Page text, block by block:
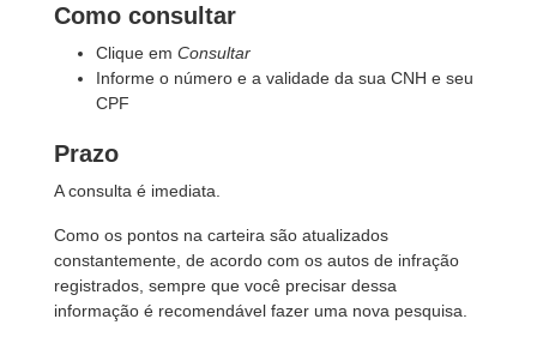
Como consultar
Clique em Consultar
Informe o número e a validade da sua CNH e seu
CPF
Prazo
A consulta é imediata.
Como os pontos na carteira são atualizados
constantemente, de acordo com os autos de infração
registrados, sempre que você precisar dessa
informação é recomendável fazer uma nova pesquisa.